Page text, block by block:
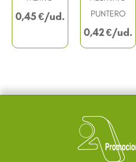
0,45€
PUNTERO
0,42€